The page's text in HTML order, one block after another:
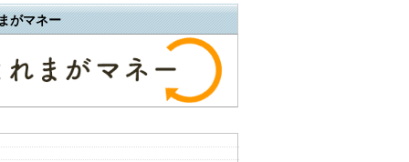
がマネー